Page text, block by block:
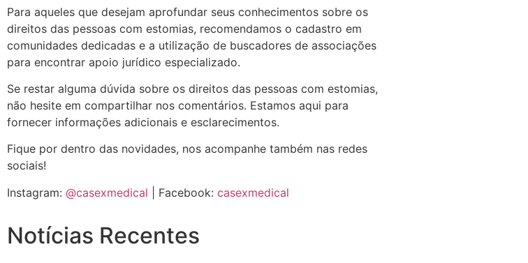
Para aqueles que desejam aprofundar seus conhecimentos sobre os
direitos das pessoas com estomias, recomendamos o cadastro em
comunidades dedicadas e a utilização de buscadores de associações
para encontrar apoio jurídico especializado.
Se restar alguma dúvida sobre os direitos das pessoas com estomias,
não hesite em compartilhar nos comentários. Estamos aqui para
fornecer informações adicionais e esclarecimentos.
Fique por dentro das novidades, nos acompanhe também nas redes
sociais!
Instagram: @casexmedical | Facebook: casexmedical
Notícias Recentes